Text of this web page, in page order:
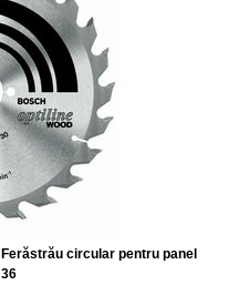
Ferăstrău circular pentru panel
36